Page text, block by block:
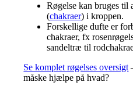
Røgelse kan bruges til
(chakraer) i kroppen.
Forskellige dufte er
chakraer, fx
sandeltræ til
Se komplet røgelses oversigt
måske hjælpe på hvad?